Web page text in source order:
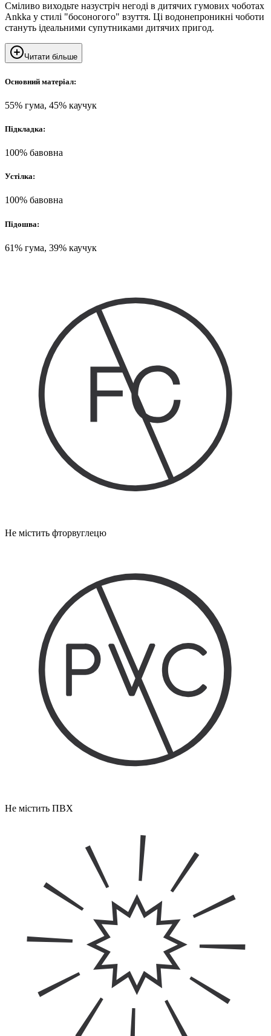
Сміливо виходьте назустріч негоді в дитячих гумових чоботах
Ankka у стилі "босоногого" взуття. Ці водонепроникні чоботи
стануть ідеальними супутниками дитячих пригод.
Читати більше
Основний матеріал:
55% гума, 45% каучук
Підкладка:
100% бавовна
Устілка:
100% бавовна
Підошва:
61% гума, 39% каучук
Не містить фторвуглецю
Не містить ПВХ